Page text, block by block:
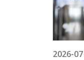
2026-